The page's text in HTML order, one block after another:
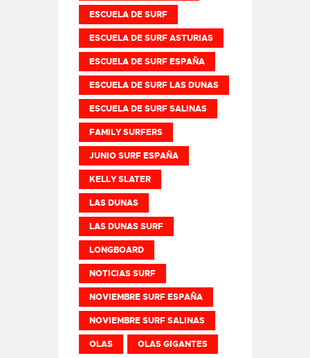
ESCUELA DE SURF
ESCUELA DE SURF ASTURIAS
ESCUELA DE SURF ESPAÑA
ESCUELA DE SURF LAS DUNAS
ESCUELA DE SURF SALINAS
FAMILY SURFERS
JUNIO SURF ESPAÑA
KELLY SLATER
LAS DUNAS
LAS DUNAS SURF
LONGBOARD
NOTICIAS SURF
NOVIEMBRE SURF ESPAÑA
NOVIEMBRE SURF SALINAS
OLAS OLAS GIGANTES